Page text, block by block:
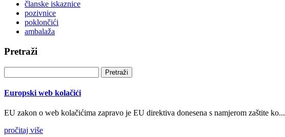
članske iskaznice
pozivnice
poklončići
ambalaža
Pretraži
Europski web kolačići
EU zakon o web kolačićima zapravo je EU direktiva donesena s namjerom zaštite ko...
pročitaj više